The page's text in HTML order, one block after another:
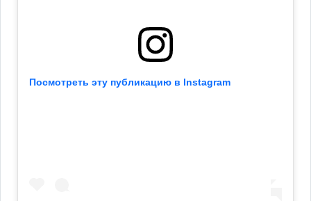
Посмотреть эту публикацию в Instagram